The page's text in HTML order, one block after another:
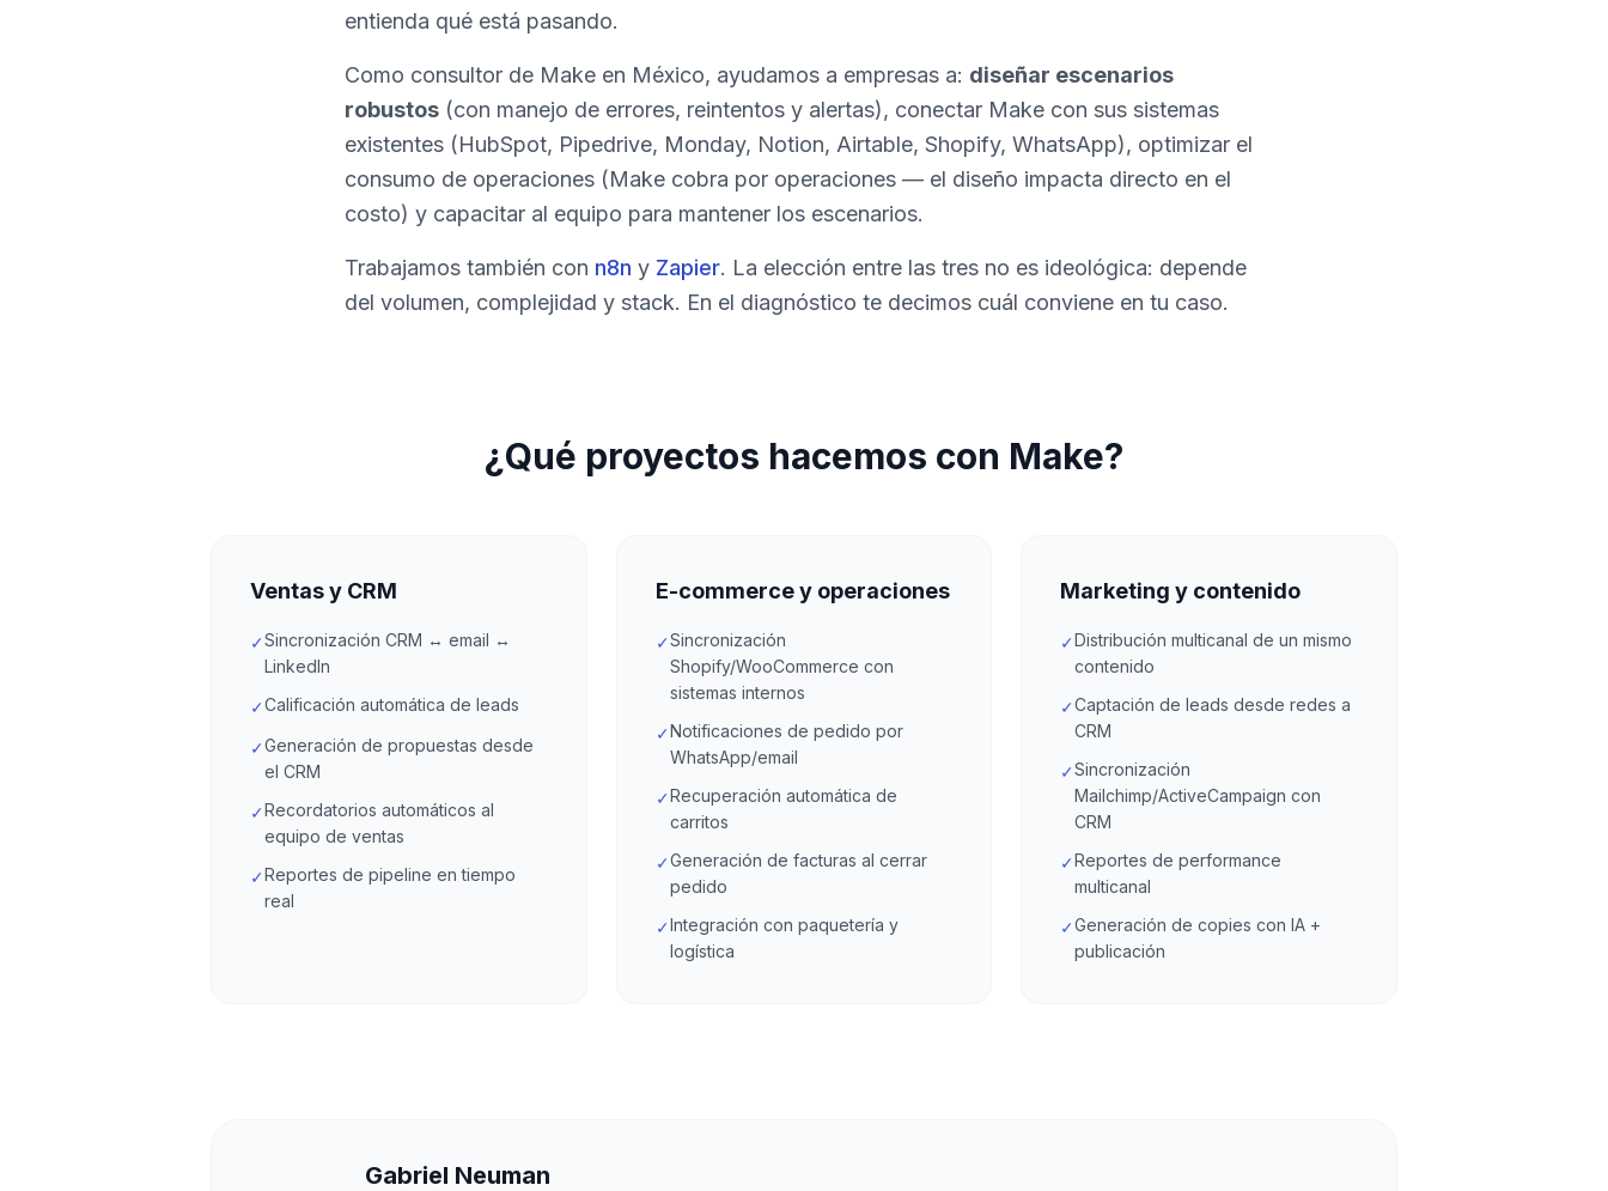
entienda qué está pasando.
Como consultor de Make en México, ayudamos a empresas a: diseñar escenarios
robustos (con manejo de errores, reintentos y alertas), conectar Make con sus sistemas
existentes (HubSpot, Pipedrive, Monday, Notion, Airtable, Shopify, WhatsApp), optimizar el
consumo de operaciones (Make cobra por operaciones — el diseño impacta directo en el
costo) y capacitar al equipo para mantener los escenarios.
Trabajamos también con n8n y Zapier. La elección entre las tres no es ideológica: depende
del volumen, complejidad y stack. En el diagnóstico te decimos cuál conviene en tu caso.
¿Qué proyectos hacemos con Make?
Ventas y CRM
✓Sincronización CRM ↔ email ↔
LinkedIn
✓Calificación automática de leads
✓Generación de propuestas desde
el CRM
✓Recordatorios automáticos al
equipo de ventas
✓Reportes de pipeline en tiempo
real
E-commerce y operaciones
✓Sincronización
Shopify/WooCommerce con
sistemas internos
✓Notificaciones de pedido por
WhatsApp/email
✓Recuperación automática de
carritos
✓Generación de facturas al cerrar
pedido
✓Integración con paquetería y
logística
Marketing y contenido
✓Distribución multicanal de un mismo
contenido
✓Captación de leads desde redes a
CRM
✓Sincronización
Mailchimp/ActiveCampaign con
CRM
✓Reportes de performance
multicanal
✓Generación de copies con IA +
publicación
Gabriel Neuman